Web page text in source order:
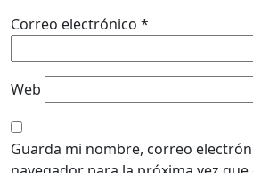
Correo electrónico *
Web
Guarda mi nombre, correo